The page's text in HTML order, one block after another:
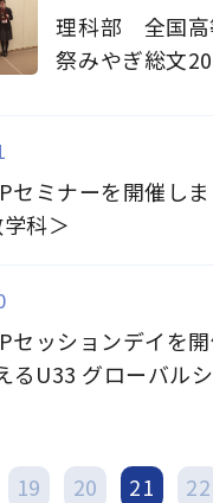
理科部 全国高
祭みやぎ総文
セミナーを開催し
学科＞
セッションデイを
るU33 グローバル
19 20 21 22
次